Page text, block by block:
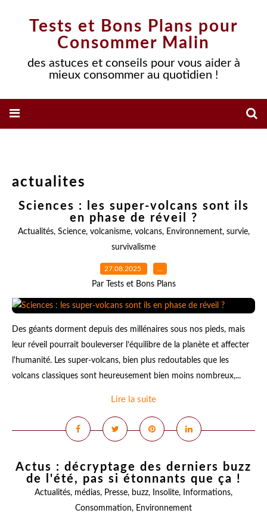
Tests et Bons Plans pour
Consommer Malin
des astuces et conseils pour vous aider à
mieux consommer au quotidien !
actualites
Sciences : les super-volcans sont ils
en phase de réveil ?
Actualités, Science, volcanisme, volcans, Environnement, survie,
survivalisme
27.08.2025 …
Par Tests et Bons Plans
Des géants dorment depuis des millénaires sous nos pieds, mais
leur réveil pourrait bouleverser l’équilibre de la planète et affecter
l'humanité. Les super-volcans, bien plus redoutables que les
volcans classiques sont heureusement bien moins nombreux,...
Lire la suite
Actus : décryptage des derniers buzz
de l'été, pas si étonnants que ça !
Actualités, médias, Presse, buzz, Insolite, Informations,
Consommation, Environnement